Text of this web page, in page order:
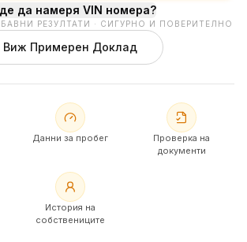
да намеря VIN номера?
РЕЗУЛТАТИ · СИГУРНО И ПОВЕРИТЕЛНО
Виж Примерен Доклад
Данни за пробег
Проверка на
документи
История на
собствениците